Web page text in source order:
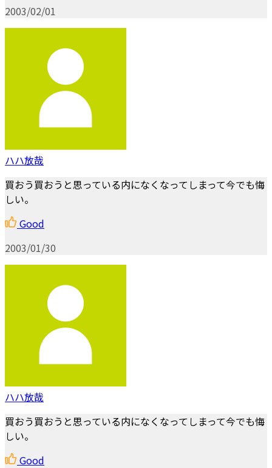
2003/02/01
ハハ放哉
買おう買おうと思っている内になくなってしまって今でも悔
しい。
Good
2003/01/30
ハハ放哉
買おう買おうと思っている内になくなってしまって今でも悔
しい。
Good